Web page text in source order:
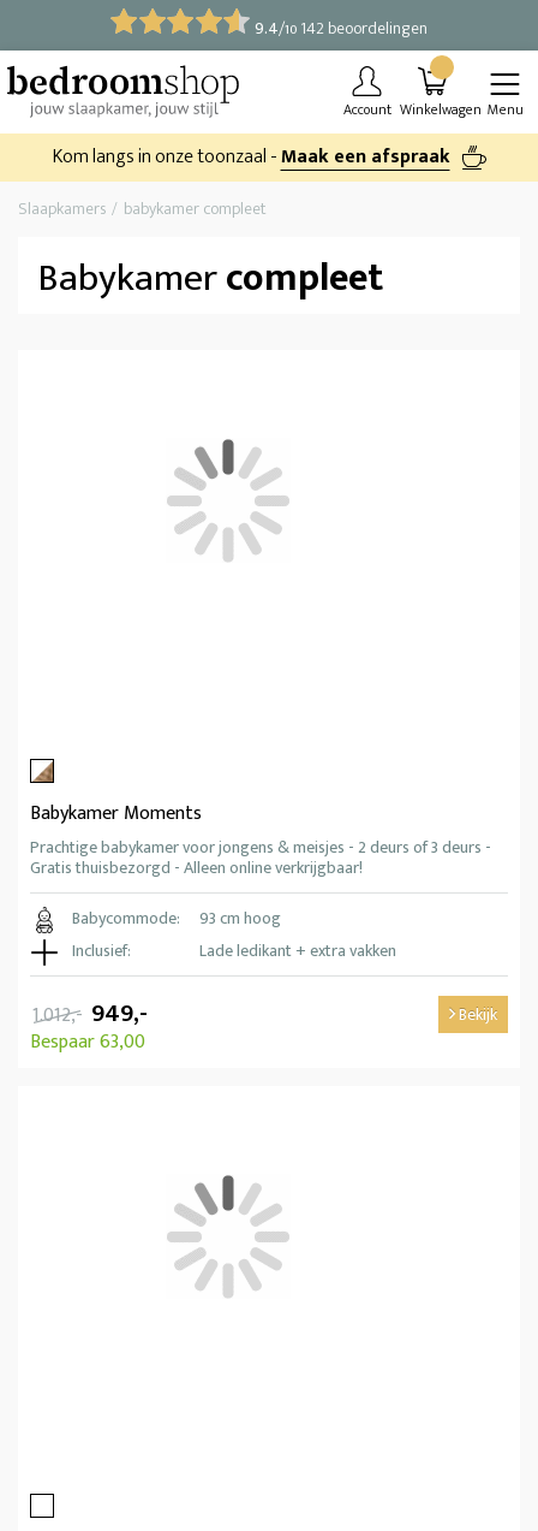
9.4/10 142 beoordelingen
Account Winkelwagen Menu
Kom langs in onze toonzaal -Maak een afspraak
Slaapkamers babykamer compleet
Babykamercompleet
Babykamer Moments
Prachtige babykamer voor jongens & meisjes - 2 deurs of 3 deurs -
Gratis thuisbezorgd - Alleen online verkrijgbaar!
Babycommode:
93 cm hoog
Inclusief:
Lade ledikant + extra vakken
1.012,- 949,-
Bespaar 63,00
Bekijk